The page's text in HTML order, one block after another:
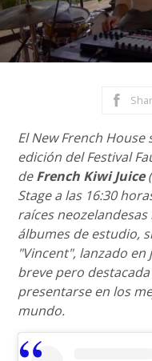
El New French
edición del Festival
deFrench Kiwi Juice
Stage a las 16:30
raíces
álbumes de estudio,
"Vincent", lanzado
breve pero
presentarse en los
mundo.